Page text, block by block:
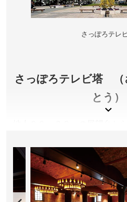
さっぽろテレ
さっぽろテレビ塔 （
とう）
ます。さっぽろホワイトイル
り期の、煌めく夜景も魅力的
北海道札幌市
展望台入場料／大人(高校生以